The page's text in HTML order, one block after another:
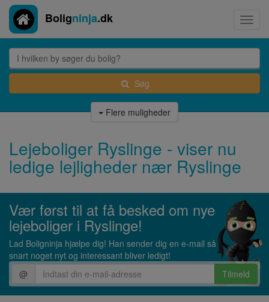
Boligninja.dk
Søg
Flere muligheder
Lejeboliger Ryslinge - viser nu
ledige lejligheder nær Ryslinge
Vær først til at få besked om nye
lejeboliger i Ryslinge!
Lad Boligninja hjælpe dig! Han sender dig en e-mail så
snart noget nyt og interessant bliver ledigt!
@
Tilmeld